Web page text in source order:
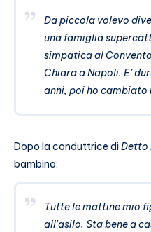
Da piccola volevo
una famiglia
simpatica al
Chiara a Napoli. E’
anni, poi ho cambiato
Dopo la conduttrice diDetto
bambino:
Tutte le mattine mio
all’asilo. Sta bene a